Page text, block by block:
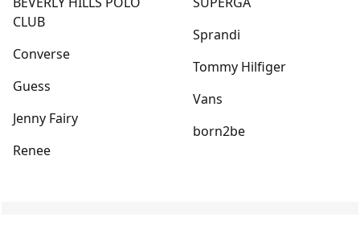
CLUB
Converse
Guess
Jenny Fairy
Renee
Sprandi
Tommy Hilfiger
Vans
born2be